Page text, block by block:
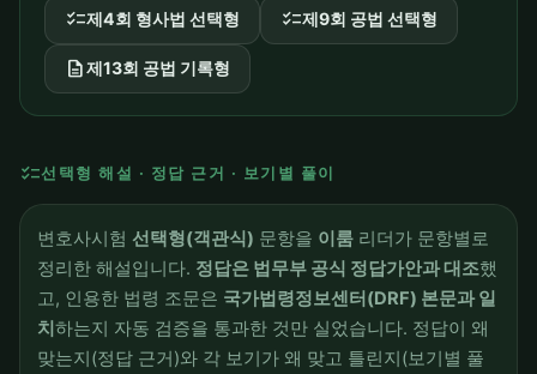
checklist제4회 형사법 선택형 checklist제9회 공법 선택형
description제13회 공법 기록형
checklist선택형 해설 · 정답 근거 · 보기별 풀이
변호사시험 선택형(객관식) 문항을 이룸 리더가 문항별로
정리한 해설입니다. 정답은 법무부 공식 정답가안과 대조했
고, 인용한 법령 조문은 국가법령정보센터(DRF) 본문과 일
치하는지 자동 검증을 통과한 것만 실었습니다. 정답이 왜
맞는지(정답 근거)와 각 보기가 왜 맞고 틀린지(보기별 풀